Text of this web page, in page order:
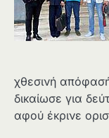
χθεσινή
δικαίωσε για
αφού έκρινε